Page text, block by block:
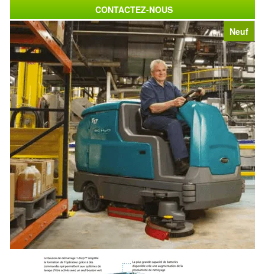
Neuf
CONTACTEZ-NOUS